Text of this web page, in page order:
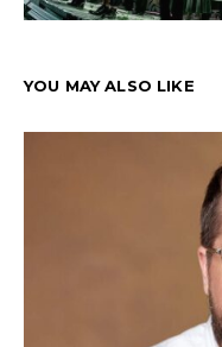
YOU MAY ALSO LIKE